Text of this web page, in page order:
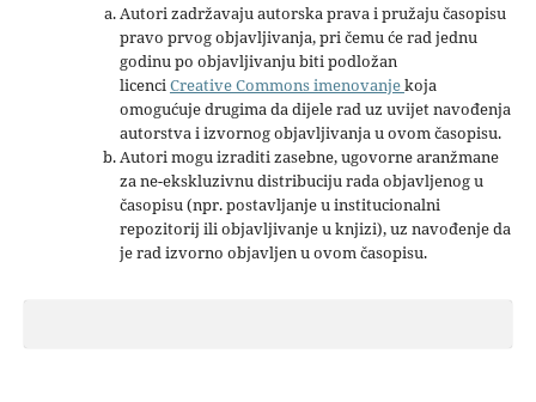
Autori zadržavaju autorska prava i pružaju časopisu
pravo prvog objavljivanja, pri čemu će rad jednu
godinu po objavljivanju biti podložan
licenciCreative Commons imenovanjekoja
omogućuje drugima da dijele rad uz uvijet navođenja
autorstva i izvornog objavljivanja u ovom časopisu.
Autori mogu izraditi zasebne, ugovorne aranžmane
za ne-ekskluzivnu distribuciju rada objavljenog u
časopisu (npr. postavljanje u institucionalni
repozitorij ili objavljivanje u knjizi), uz navođenje da
je rad izvorno objavljen u ovom časopisu.